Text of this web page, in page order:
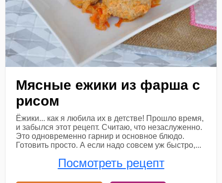
Мясные ежики из фарша с
рисом
Ёжики... как я любила их в детстве! Прошло время,
и забылся этот рецепт. Считаю, что незаслуженно.
Это одновременно гарнир и основное блюдо.
Готовить просто. А если надо совсем уж быстро,...
Посмотреть рецепт